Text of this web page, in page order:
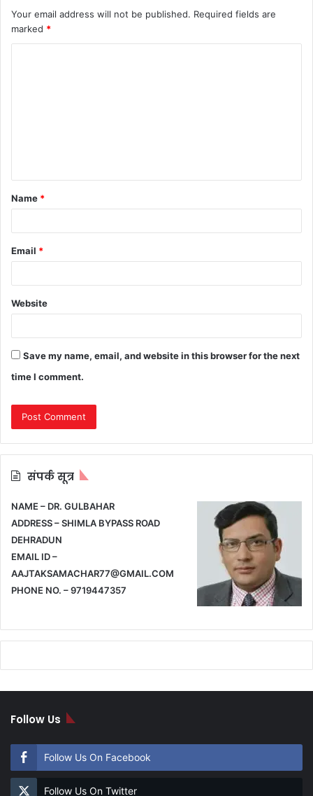
Your email address will not be published. Required fields are
marked *
t
*
Name *
Email *
Website
Save my name, email, and website in this browser for the next
time I comment.
संपर्क सूत्र
NAME – DR. GULBAHAR
ADDRESS – SHIMLA BYPASS ROAD
DEHRADUN
EMAIL ID –
AAJTAKSAMACHAR77@GMAIL.COM
PHONE NO. – 9719447357
Follow Us
Follow Us On Facebook
Follow Us On Twitter